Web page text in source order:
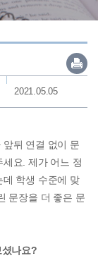
2021.05.05
뒤 연결 없이 문
요. 제가 어느 정
데 학생 수준에 맞
문장을 더 좋은 문
나요?